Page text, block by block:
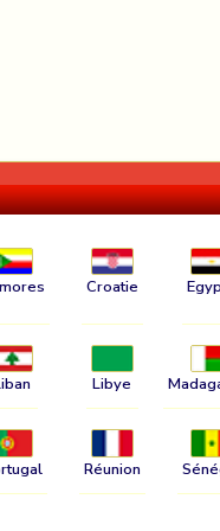
Croatie
Libye
Réunion